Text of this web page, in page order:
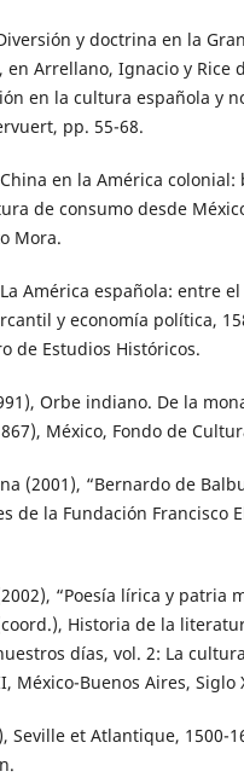
y doctrina en la
Arrellano, Ignacio y Rice
en la cultura española y
pp. 55-68.
en la América colonial:
de consumo desde
Mora.
América española: entre el
y economía política,
de Estudios Históricos.
Orbe indiano. De la
México, Fondo de
(2001), “Bernardo de
de la Fundación Francisco
“Poesía lírica y patria
Historia de la
días, vol. 2: La
México-Buenos Aires, Siglo
Seville et Atlantique, 1500-